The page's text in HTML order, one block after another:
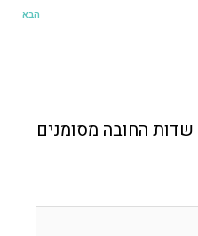
הבא
שדות החובה מסומנים